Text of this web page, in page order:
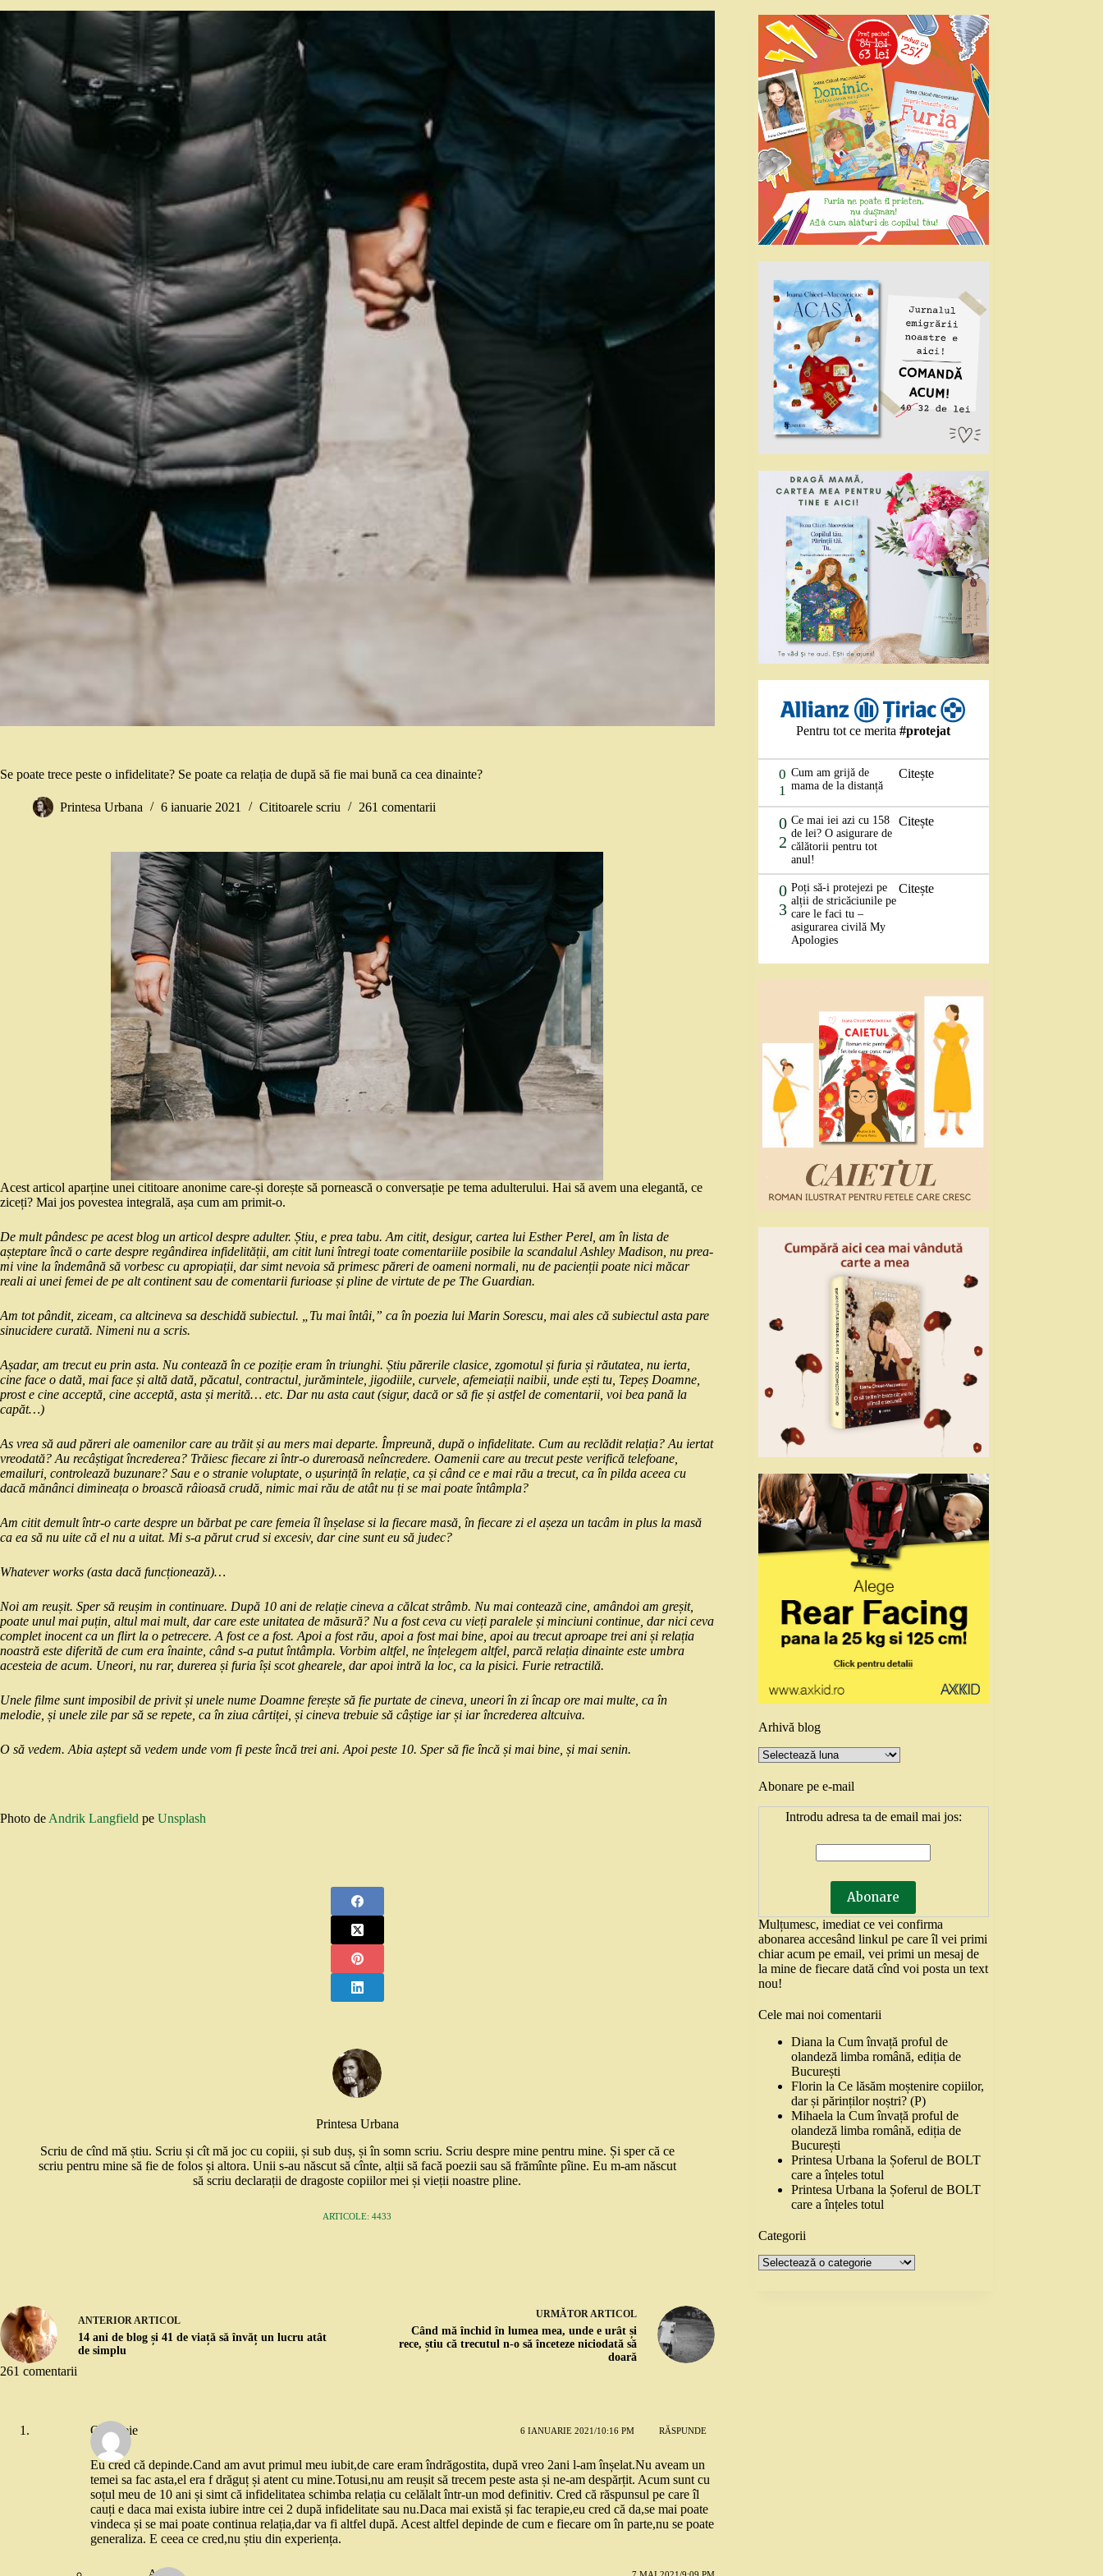
Se poate trece peste o infidelitate? Se poate ca relația de după să fie mai bună ca cea dinainte?
Printesa Urbana 6 ianuarie 2021 Cititoarele scriu 261 comentarii
Acest articol aparține unei cititoare anonime care-și dorește să pornească o conversație pe tema adulterului. Hai să avem una elegantă, ce
ziceți? Mai jos povestea integrală, așa cum am primit-o.
De mult pândesc pe acest blog un articol despre adulter. Știu, e prea tabu. Am citit, desigur, cartea lui Esther Perel, am în lista de
așteptare încă o carte despre regândirea infidelității, am citit luni întregi toate comentariile posibile la scandalul Ashley Madison, nu prea-
mi vine la îndemână să vorbesc cu apropiații, dar simt nevoia să primesc păreri de oameni normali, nu de pacienții poate nici măcar
reali ai unei femei de pe alt continent sau de comentarii furioase și pline de virtute de pe The Guardian.
Am tot pândit, ziceam, ca altcineva sa deschidă subiectul. „Tu mai întâi,” ca în poezia lui Marin Sorescu, mai ales că subiectul asta pare
sinucidere curată. Nimeni nu a scris.
Așadar, am trecut eu prin asta. Nu contează în ce poziție eram în triunghi. Știu părerile clasice, zgomotul și furia și răutatea, nu ierta,
cine face o dată, mai face și altă dată, păcatul, contractul, jurămintele, jigodiile, curvele, afemeiații naibii, unde ești tu, Tepeș Doamne,
prost e cine acceptă, cine acceptă, asta și merită… etc. Dar nu asta caut (sigur, dacă or să fie și astfel de comentarii, voi bea pană la
capăt…)
As vrea să aud păreri ale oamenilor care au trăit și au mers mai departe. Împreună, după o infidelitate. Cum au reclădit relația? Au iertat
vreodată? Au recâștigat încrederea? Trăiesc fiecare zi într-o dureroasă neîncredere. Oamenii care au trecut peste verifică telefoane,
emailuri, controlează buzunare? Sau e o stranie voluptate, o ușurință în relație, ca și când ce e mai rău a trecut, ca în pilda aceea cu
dacă mănânci dimineața o broască râioasă crudă, nimic mai rău de atât nu ți se mai poate întâmpla?
Am citit demult într-o carte despre un bărbat pe care femeia îl înșelase si la fiecare masă, în fiecare zi el așeza un tacâm in plus la masă
ca ea să nu uite că el nu a uitat. Mi s-a părut crud si excesiv, dar cine sunt eu să judec?
Whatever works (asta dacă funcționează)…
Noi am reușit. Sper să reușim in continuare. După 10 ani de relație cineva a călcat strâmb. Nu mai contează cine, amândoi am greșit,
poate unul mai puțin, altul mai mult, dar care este unitatea de măsură? Nu a fost ceva cu vieți paralele și minciuni continue, dar nici ceva
complet inocent ca un flirt la o petrecere. A fost ce a fost. Apoi a fost rău, apoi a fost mai bine, apoi au trecut aproape trei ani și relația
noastră este diferită de cum era înainte, când s-a putut întâmpla. Vorbim altfel, ne înțelegem altfel, parcă relația dinainte este umbra
acesteia de acum. Uneori, nu rar, durerea și furia își scot ghearele, dar apoi intră la loc, ca la pisici. Furie retractilă.
Unele filme sunt imposibil de privit și unele nume Doamne ferește să fie purtate de cineva, uneori în zi încap ore mai multe, ca în
melodie, și unele zile par să se repete, ca în ziua cârtiței, și cineva trebuie să câștige iar și iar încrederea altcuiva.
O să vedem. Abia aștept să vedem unde vom fi peste încă trei ani. Apoi peste 10. Sper să fie încă și mai bine, și mai senin.
Photo de Andrik Langfield pe Unsplash
Printesa Urbana
Scriu de cînd mă știu. Scriu și cît mă joc cu copiii, și sub duș, și în somn scriu. Scriu despre mine pentru mine. Și sper că ce
scriu pentru mine să fie de folos și altora. Unii s-au născut să cînte, alții să facă poezii sau să frămînte pîine. Eu m-am născut
să scriu declarații de dragoste copiilor mei și vieții noastre pline.
ARTICOLE: 4433
ANTERIOR ARTICOL
14 ani de blog și 41 de viață să învăț un lucru atât
de simplu
URMĂTOR ARTICOL
Când mă închid în lumea mea, unde e urât și
rece, știu că trecutul n-o să înceteze niciodată să
doară
261 comentarii
O femeie 6 IANUARIE 2021/10:16 PM RĂSPUNDE
Eu cred că depinde.Cand am avut primul meu iubit,de care eram îndrăgostita, după vreo 2ani l-am înșelat.Nu aveam un
temei sa fac asta,el era f drăguț și atent cu mine.Totusi,nu am reușit să trecem peste asta și ne-am despărțit. Acum sunt cu
soțul meu de 10 ani și simt că infidelitatea schimba relația cu celălalt într-un mod definitiv. Cred că răspunsul pe care îl
cauți e daca mai exista iubire intre cei 2 după infidelitate sau nu.Daca mai există și fac terapie,eu cred că da,se mai poate
vindeca și se mai poate continua relația,dar va fi altfel după. Acest altfel depinde de cum e fiecare om în parte,nu se poate
generaliza. E ceea ce cred,nu știu din experiența.
Pentru tot ce merita#protejat
0
1
Cum am grijă de
mama de la distanță
Citește
0
2
Ce mai iei azi cu 158
de lei? O asigurare de
călătorii pentru tot
anul!
Citește
0
3
Poți să-i protejezi pe
alții de stricăciunile pe
care le faci tu –
asigurarea civilă My
Apologies
Citește
Arhivă blog
Arhivă
blog
Abonare pe e-mail
Introdu adresa ta de email mai jos:
Mulțumesc, imediat ce vei confirma
abonarea accesând linkul pe care îl vei primi
chiar acum pe email, vei primi un mesaj de
la mine de fiecare dată cînd voi posta un text
nou!
Cele mai noi comentarii
Diana laCum învață proful de
olandeză limba română, ediția de
București
Florin laCe lăsăm moștenire copiilor,
dar și părinților noștri? (P)
Mihaela laCum învață proful de
olandeză limba română, ediția de
București
Printesa Urbana la Șoferul de BOLT
care a înțeles totul
Printesa Urbana la Șoferul de BOLT
care a înțeles totul
Categorii
Categorii